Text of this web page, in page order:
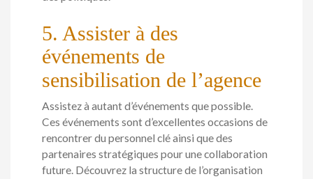
5. Assister à des
événements de
sensibilisation de l’agence
Assistez à autant d’événements que possible.
Ces événements sont d’excellentes occasions de
rencontrer du personnel clé ainsi que des
partenaires stratégiques pour une collaboration
future. Découvrez la structure de l’organisation